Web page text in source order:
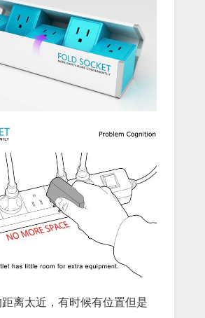
离太近，有时候有位置但是